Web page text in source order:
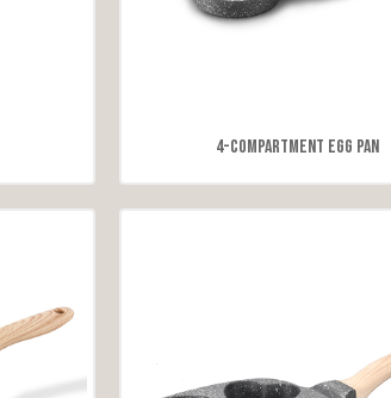
4-Compartment Egg Pan